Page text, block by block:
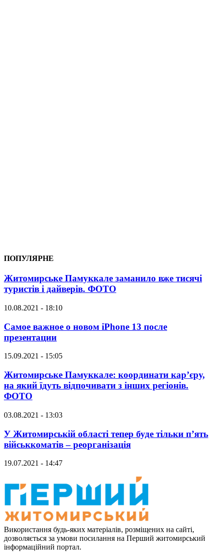
ПОПУЛЯРНЕ
Житомирське Памуккале заманило вже тисячі
туристів і дайверів. ФОТО
10.08.2021 - 18:10
Самое важное о новом iPhone 13 после
презентации
15.09.2021 - 15:05
Житомирське Памуккале: координати кар’єру,
на який їдуть відпочивати з інших регіонів.
ФОТО
03.08.2021 - 13:03
У Житомирській області тепер буде тільки п’ять
військкоматів – реорганізація
19.07.2021 - 14:47
Використання будь-яких матеріалів, розміщених на сайті,
дозволяється за умови посилання на Перший житомирський
інформаційний портал.